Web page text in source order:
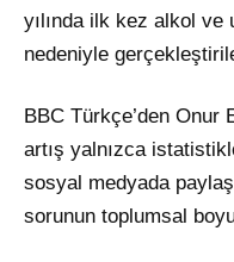
yılında ilk kez alkol ve
nedeniyle
BBC Türkçe’den Onur
artış yalnızca
sosyal medyada
sorunun toplumsal